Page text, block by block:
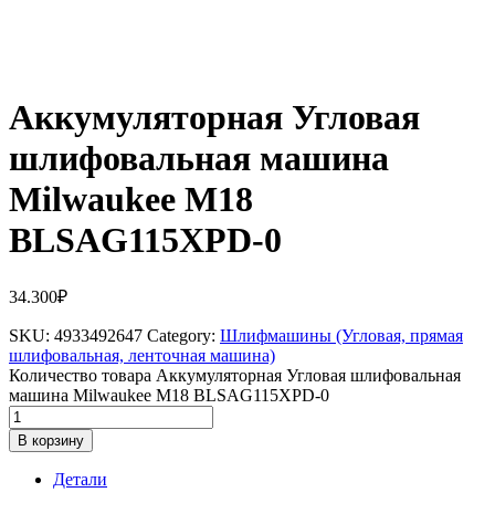
Аккумуляторная Угловая
шлифовальная машина
Milwaukee M18
BLSAG115XPD-0
34.300₽
SKU: 4933492647 Category: Шлифмашины (Угловая, прямая
шлифовальная, ленточная машина)
Количество товара Аккумуляторная Угловая шлифовальная
машина Milwaukee M18 BLSAG115XPD-0
В корзину
Детали